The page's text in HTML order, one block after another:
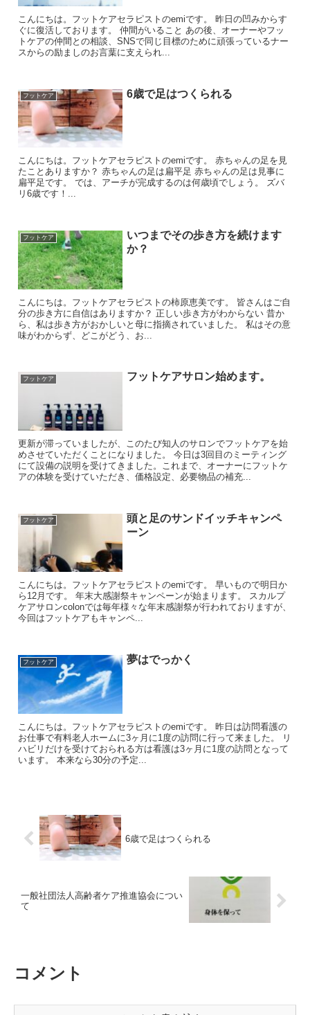
こんにちは。フットケアセラピストのemiです。 昨日の凹みからす
ぐに復活しております。 仲間がいること あの後、オーナーやフッ
トケアの仲間との相談、SNSで同じ目標のために頑張っているナー
スからの励ましのお言葉に支えられ...
フットケア 6歳で足はつくられる
こんにちは。フットケアセラピストのemiです。 赤ちゃんの足を見
たことありますか？ 赤ちゃんの足は扁平足 赤ちゃんの足は見事に
扁平足です。 では、アーチが完成するのは何歳頃でしょう。 ズバ
リ6歳です！...
フットケア
いつまでその歩き方を続けます
か？
こんにちは。フットケアセラピストの柿原恵美です。 皆さんはご自
分の歩き方に自信はありますか？ 正しい歩き方がわからない 昔か
ら、私は歩き方がおかしいと母に指摘されていました。 私はその意
味がわからず、どこがどう、お...
フットケア フットケアサロン始めます。
更新が滞っていましたが、このたび知人のサロンでフットケアを始
めさせていただくことになりました。 今日は3回目のミーティング
にて設備の説明を受けてきました。これまで、オーナーにフットケ
アの体験を受けていただき、価格設定、必要物品の補充...
フットケア
頭と足のサンドイッチキャンペ
ーン
こんにちは。フットケアセラピストのemiです。 早いもので明日か
ら12月です。 年末大感謝祭キャンペーンが始まります。 スカルプ
ケアサロンcolonでは毎年様々な年末感謝祭が行われておりますが、
今回はフットケアもキャンペ...
フットケア 夢はでっかく
こんにちは。フットケアセラピストのemiです。 昨日は訪問看護の
お仕事で有料老人ホームに3ヶ月に1度の訪問に行って来ました。 リ
ハビリだけを受けておられる方は看護は3ヶ月に1度の訪問となって
います。 本来なら30分の予定...
6歳で足はつくられる
一般社団法人高齢者ケア推進協会につい
て
コメント